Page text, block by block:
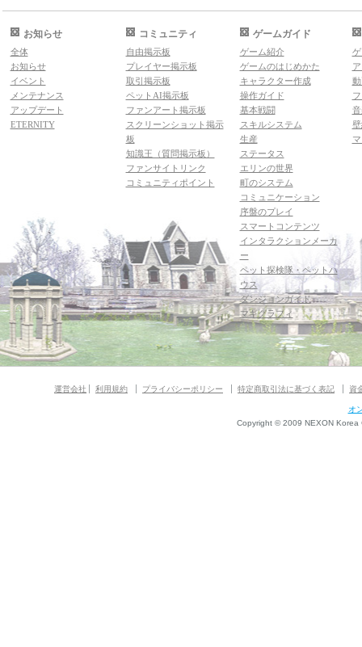
お知らせ
全体
お知らせ
イベント
メンテナンス
アップデート
ETERNITY
コミュニティ
自由掲示板
プレイヤー掲示板
取引掲示板
ペットAI掲示板
ファンアート掲示板
スクリーンショット掲示
板
知識王（質問掲示板）
ファンサイトリンク
コミュニティポイント
ゲームガイド
ゲーム紹介
ゲームのはじめかた
キャラクター作成
操作ガイド
基本戦闘
スキルシステム
生産
ステータス
エリンの世界
町のシステム
コミュニケーション
序盤のプレイ
スマートコンテンツ
インタラクションメーカ
ー
ペット探検隊・ペットハ
ウス
ダンジョンガイド
マギグラフィ
運営会社 利用規約 プライバシーポリシー 特定商取引法に基づく表記 資
オ
Copyright © 2009 NEXON Korea